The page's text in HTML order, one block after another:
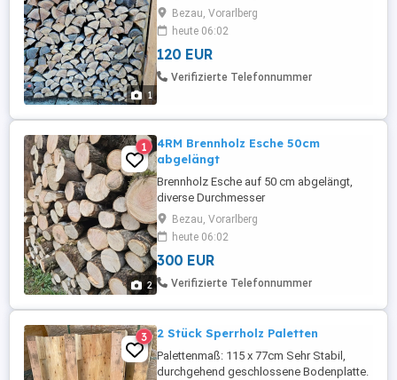
1
verfügbar
Bezau, Vorarlberg
heute 06:02
120 EUR
Verifizierte Telefonnummer
2
1
4RM Brennholz Esche 50cm
abgelängt
Brennholz Esche auf 50 cm abgelängt,
diverse Durchmesser
Bezau, Vorarlberg
heute 06:02
300 EUR
Verifizierte Telefonnummer
3 2 Stück Sperrholz Paletten
Palettenmaß: 115 x 77cm Sehr Stabil,
durchgehend geschlossene Bodenplatte.